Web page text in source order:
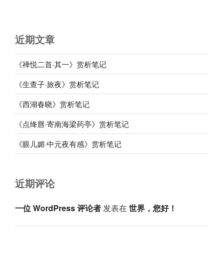
近期文章
《禅悦二首·其一》赏析笔记
《生查子·旅夜》赏析笔记
《西湖春晓》赏析笔记
《点绛唇·寄南海梁药亭》赏析笔记
《眼儿媚·中元夜有感》赏析笔记
近期评论
一位 WordPress 评论者发表在 世界，您好！